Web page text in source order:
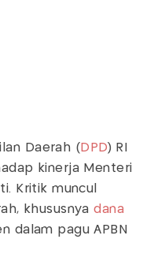
Daerah ( DPD) RI
kinerja Menteri
Kritik muncul
khususnyadana
dalam pagu APBN